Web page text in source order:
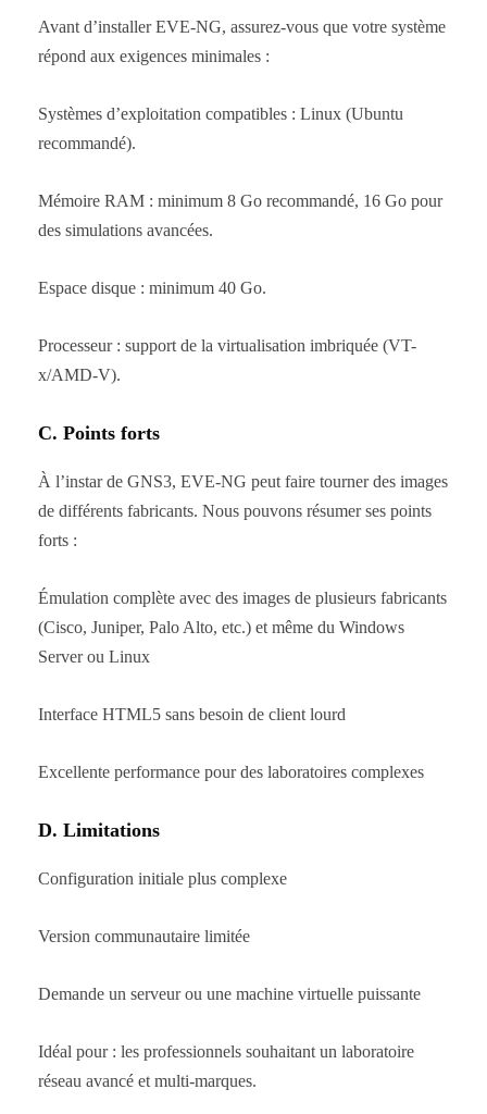
Avant d’installer EVE-NG, assurez-vous que votre système
répond aux exigences minimales :
Systèmes d’exploitation compatibles : Linux (Ubuntu
recommandé).
Mémoire RAM : minimum 8 Go recommandé, 16 Go pour
des simulations avancées.
Espace disque : minimum 40 Go.
Processeur : support de la virtualisation imbriquée (VT-
x/AMD-V).
C. Points forts
À l’instar de GNS3, EVE-NG peut faire tourner des images
de différents fabricants. Nous pouvons résumer ses points
forts :
Émulation complète avec des images de plusieurs fabricants
(Cisco, Juniper, Palo Alto, etc.) et même du Windows
Server ou Linux
Interface HTML5 sans besoin de client lourd
Excellente performance pour des laboratoires complexes
D. Limitations
Configuration initiale plus complexe
Version communautaire limitée
Demande un serveur ou une machine virtuelle puissante
Idéal pour : les professionnels souhaitant un laboratoire
réseau avancé et multi-marques.